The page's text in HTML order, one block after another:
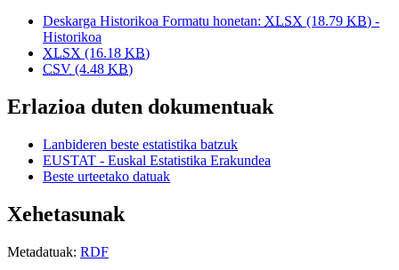
Deskarga Historikoa Formatu honetan: XLSX (18.79 KB) -
Historikoa
XLSX (16.18 KB)
CSV (4.48 KB)
Erlazioa duten dokumentuak
Lanbideren beste estatistika batzuk
EUSTAT - Euskal Estatistika Erakundea
Beste urteetako datuak
Xehetasunak
Metadatuak: RDF